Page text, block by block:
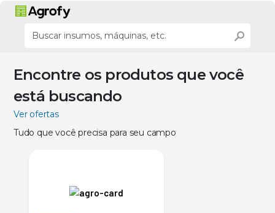
Encontre os produtos que você
está buscando
Ver ofertas
Tudo que você precisa para seu campo